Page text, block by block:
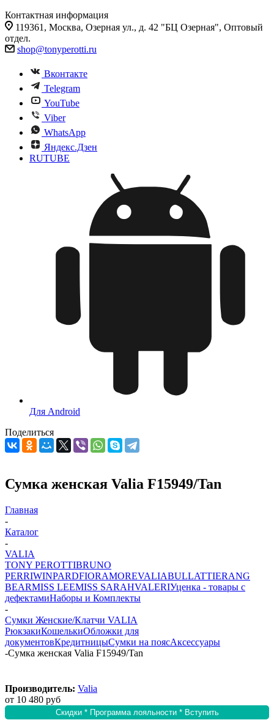
Контактная информация
119361, Москва, Озерная ул., д. 42 "БЦ Озерная", Оптовый
отдел.
shop@tonyperotti.ru
Вконтакте
Telegram
YouTube
Viber
WhatsApp
Яндекс.Дзен
RUTUBE
Для Android
Поделиться
Сумка женская Valia F15949/Tan
Главная
-
Каталог
-
VALIA
TONY PEROTTIBRUNO
PERRIWINPARDFIORAMOREVALIABULLATTIERANG
BEARMISS LEEMISS SARAHVALERIУценка - товары с
дефектамиНаборы и Комплекты
-
Сумки Женские/Клатчи VALIA
РюкзакиКошелькиОбложки для
документовКредитницыСумки на поясАксессуары
-Сумка женская Valia F15949/Tan
Производитель: Valia
от 10 480 руб
Скидки * Программа лояльности * Вступить